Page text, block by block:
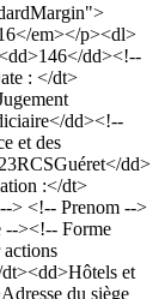
em></p><dl>
dd><!--
: </dt>
dd><!--
et des
dd>
:</dt>
<!-- Prenom -->
--><!-- Forme
et
du siège